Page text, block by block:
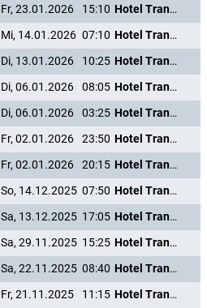
Fr, 23.01.2026 15:10
Hotel Transsilvanien 2
Mi, 14.01.2026 07:10
Hotel Transsilvanien 2
Di, 13.01.2026 10:25
Hotel Transsilvanien 2
Di, 06.01.2026 08:05
Hotel Transsilvanien 2
Di, 06.01.2026 03:25
Hotel Transsilvanien 2
Fr, 02.01.2026 23:50
Hotel Transsilvanien 2
Fr, 02.01.2026 20:15
Hotel Transsilvanien 2
So, 14.12.2025 07:50
Hotel Transsilvanien 2
Sa, 13.12.2025 17:05
Hotel Transsilvanien 2
Sa, 29.11.2025 15:25
Hotel Transsilvanien 2
Sa, 22.11.2025 08:40
Hotel Transsilvanien 2
Fr, 21.11.2025 11:15
Hotel Transsilvanien 2